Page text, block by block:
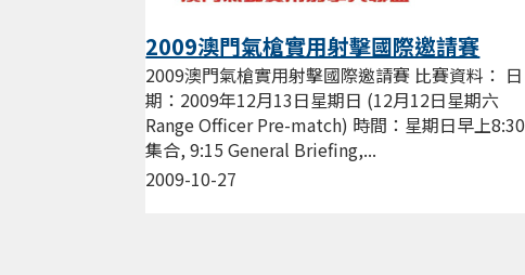
2009澳門氣槍實用射擊國際邀請賽
2009-10-27
2009澳門氣槍實用射擊國際邀請賽 比賽資料： 日
期：2009年12月13日星期日 (12月12日星期六
Range Officer Pre-match) 時間：星期日早上8:30
集合, 9:15 General Briefing,...